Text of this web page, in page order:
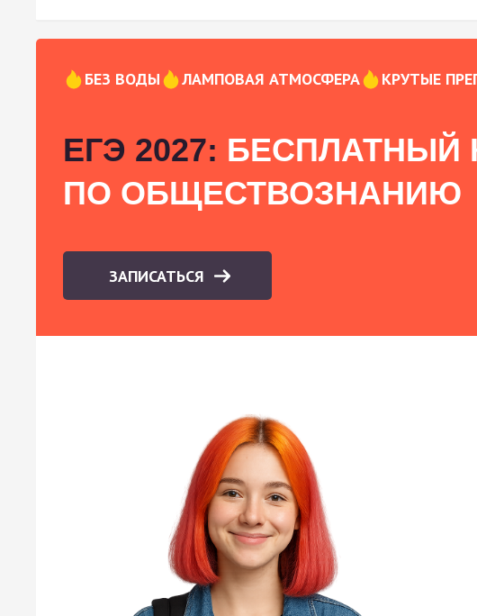
БЕЗ ВОДЫ ЛАМПОВАЯ АТМОСФЕРА КРУТЫЕ
ЕГЭ 2027: БЕСПЛАТНЫЙ
ПО ОБЩЕСТВОЗНАНИЮ
ЗАПИСАТЬСЯ